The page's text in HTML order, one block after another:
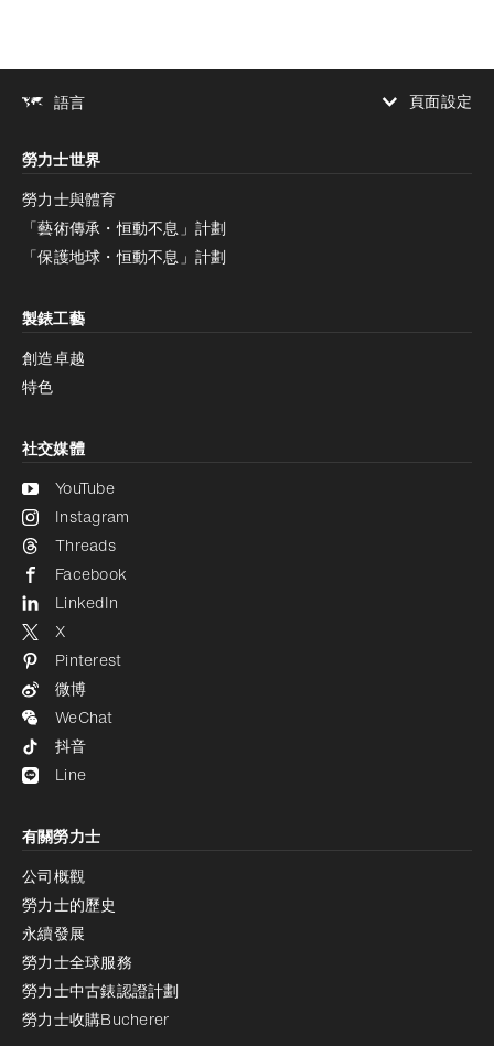
語言
頁面設定
增加對比度
停用
減少動畫
減少動畫
停用
勞力士世界
勞力士與體育
「藝術傳承・恒動不息」計劃
「保護地球・恒動不息」計劃
製錶工藝
創造卓越
特色
社交媒體
YouTube
Instagram
Threads
Facebook
LinkedIn
X
Pinterest
微博
WeChat
抖音
Line
有關勞力士
公司概觀
勞力士的歷史
永續發展
勞力士全球服務
勞力士中古錶認證計劃
勞力士收購Bucherer